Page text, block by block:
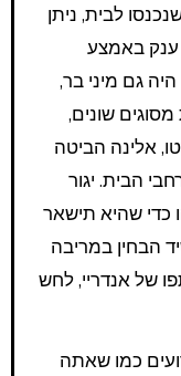
לבית, ניתן
ענק באמצע
גם מיני בר,
שונים,
אלינה הביטה
הבית. יגור
כדי שהיא תישאר
הבחין במריבה
של אנדריי, לחש
כמו שאתה